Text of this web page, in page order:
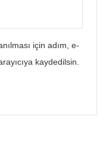
için adım, e-
kaydedilsin.